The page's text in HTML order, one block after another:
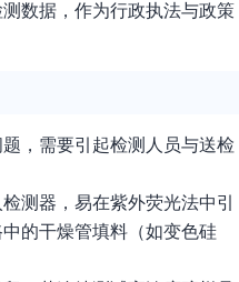
数据，作为行政执法与政策
，需要引起检测人员与送检
测器，易在紫外荧光法中引
的干燥管填料（如变色硅